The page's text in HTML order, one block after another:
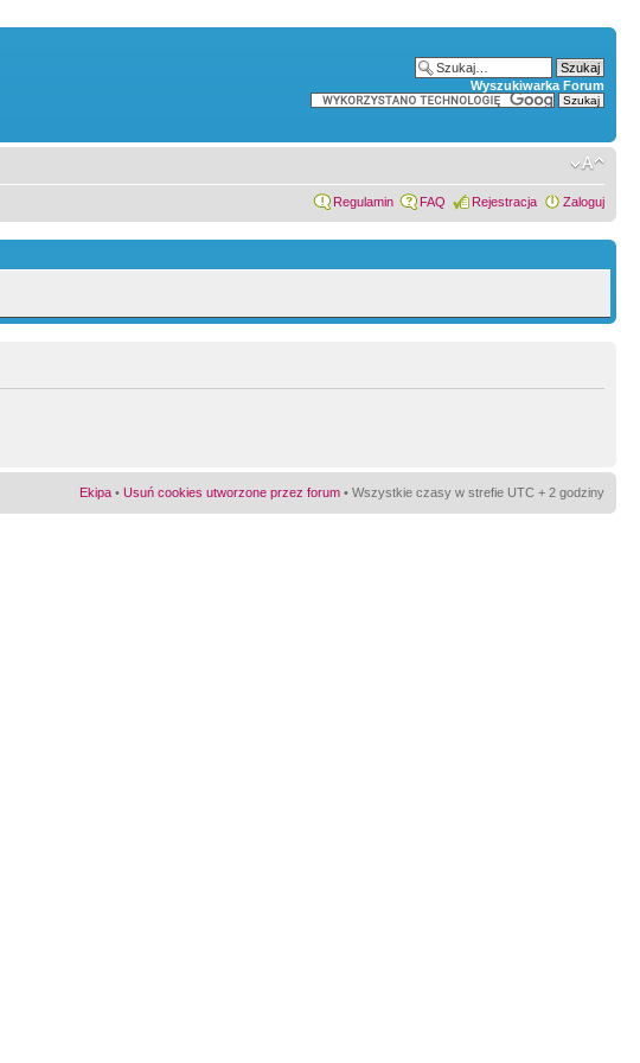
Wyszukiwarka Forum
Regulamin FAQ Rejestracja Zaloguj
Ekipa • Usuń cookies utworzone przez forum • Wszystkie czasy w strefie UTC + 2 godziny